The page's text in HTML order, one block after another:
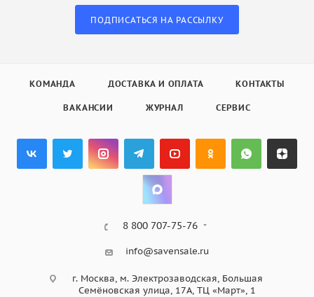
ПОДПИСАТЬСЯ НА РАССЫЛКУ
КОМАНДА ДОСТАВКА И ОПЛАТА КОНТАКТЫ
ВАКАНСИИ ЖУРНАЛ СЕРВИС
8 800 707-75-76
info@savensale.ru
г. Москва, м. Электрозаводская, Большая
Семёновская улица, 17А, ТЦ «Март», 1